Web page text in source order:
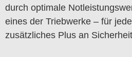
durch optimale
eines der Triebwerke – für
zusätzliches Plus an